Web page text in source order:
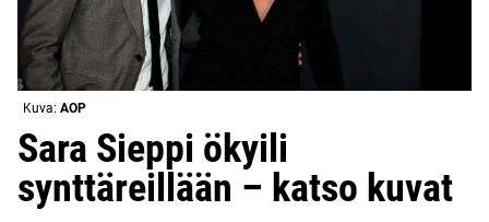
Kuva: AOP
Sara Sieppi ökyili
synttäreillään – katso kuvat